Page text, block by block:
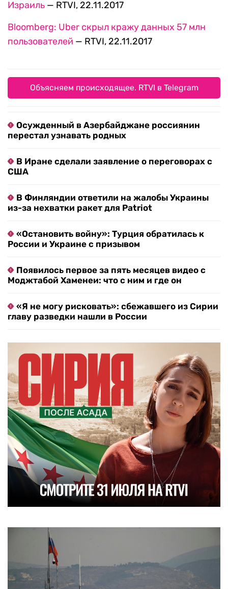
Израиль — RTVI, 22.11.2017
Bloomberg: Uber скрыл кражу данных 57 млн
пользователей — RTVI, 22.11.2017
Объясняем происходящее. RTVI в Telegram
Осужденный в Азербайджане россиянин
перестал узнавать родных
В Иране сделали заявление о переговорах с
США
В Финляндии ответили на жалобы Украины
из-за нехватки ракет для Patriot
«Остановить войну»: Турция обратилась к
России и Украине с призывом
Появилось первое за пять месяцев видео с
Моджтабой Хаменеи: что с ним и где он
«Я не могу рисковать»: сбежавшего из Сирии
главу разведки нашли в России